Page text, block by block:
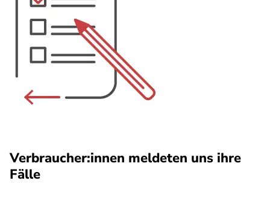
Verbraucher:innen meldeten uns ihre
Fälle